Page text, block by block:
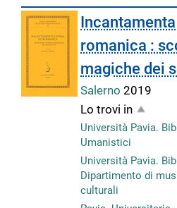
romanica :
magiche dei
Salerno2019
Lo trovi in
Università Pavia.
Umanistici
Università Pavia.
Dipartimento di
culturali